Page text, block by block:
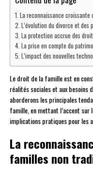
La reconnaissance
L’évolution du divorce et des
La protection accrue des
La prise en compte du
L’impact des nouvelles
Le droit de la famille est en
réalités sociales et aux besoins
aborderons les principales
famille, en mettant l’accent
implications pratiques pour les
La
familles non